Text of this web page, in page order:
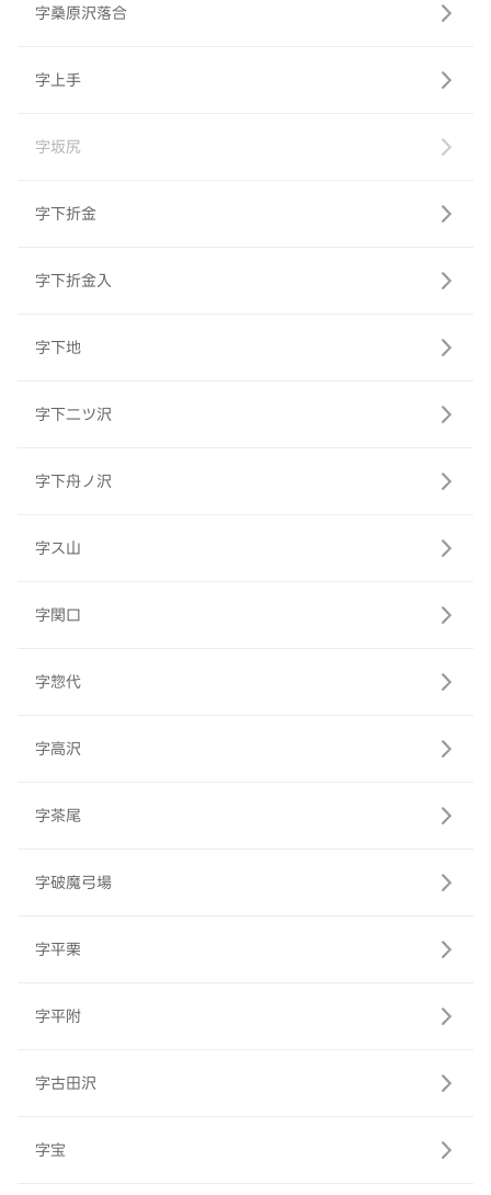
字桑原沢落合
字上手
字坂尻
字下折金
字下折金入
字下地
字下二ツ沢
字下舟ノ沢
字ス山
字関口
字惣代
字高沢
字茶尾
字破魔弓場
字平栗
字平附
字古田沢
字宝